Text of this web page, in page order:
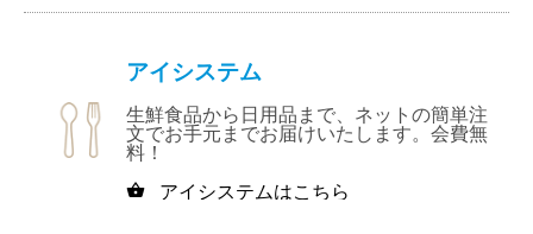
アイシステム
生鮮食品から日用品まで、ネットの簡単注
文でお手元までお届けいたします。会費無
料！
shopping_basket アイシステムはこちら